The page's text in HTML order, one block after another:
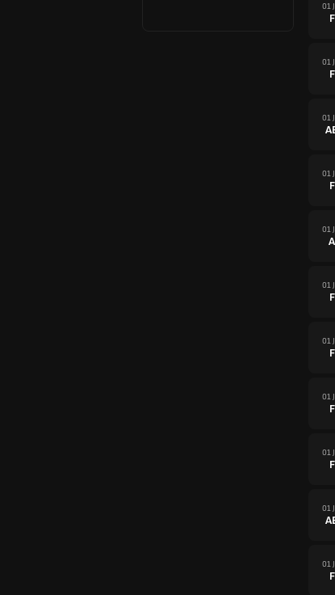
01
01
01
01
01
01
01
01
01
01
01